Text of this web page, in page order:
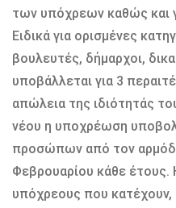
των υπόχρεων καθώς και
Ειδικά για ορισμένες
βουλευτές, δήμαρχοι,
υποβάλλεται για 3
απώλεια της ιδιότητάς
νέου η υποχρέωση
προσώπων από τον
Φεβρουαρίου κάθε έτους.
υπόχρεους που